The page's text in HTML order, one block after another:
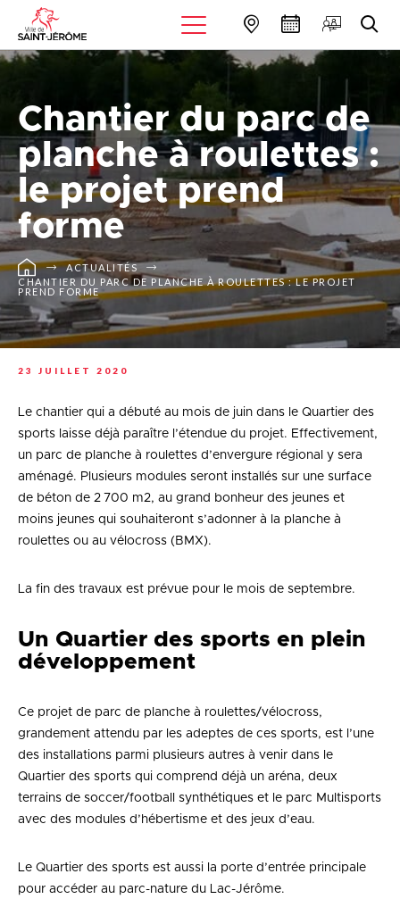
Chantier du parc de
planche à roulettes :
le projet prend
forme
ACTUALITÉS
CHANTIER DU PARC DE PLANCHE À ROULETTES : LE PROJET
PREND FORME
23 JUILLET 2020
Le chantier qui a débuté au mois de juin dans le Quartier des
sports laisse déjà paraître l’étendue du projet. Effectivement,
un parc de planche à roulettes d’envergure régional y sera
aménagé. Plusieurs modules seront installés sur une surface
de béton de 2 700 m2, au grand bonheur des jeunes et
moins jeunes qui souhaiteront s’adonner à la planche à
roulettes ou au vélocross (BMX).
La fin des travaux est prévue pour le mois de septembre.
Un Quartier des sports en plein
développement
Ce projet de parc de planche à roulettes/vélocross,
grandement attendu par les adeptes de ces sports, est l’une
des installations parmi plusieurs autres à venir dans le
Quartier des sports qui comprend déjà un aréna, deux
terrains de soccer/football synthétiques et le parc Multisports
avec des modules d’hébertisme et des jeux d’eau.
Le Quartier des sports est aussi la porte d’entrée principale
pour accéder au parc-nature du Lac-Jérôme.